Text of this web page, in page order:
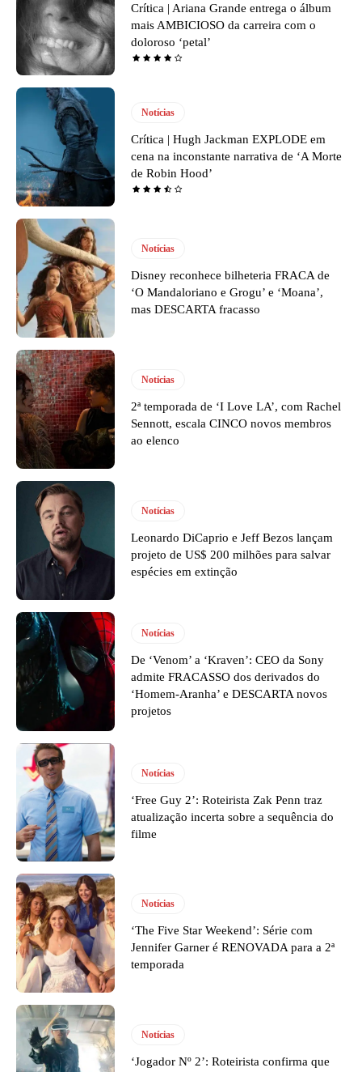
Crítica | Ariana Grande entrega o álbum
mais AMBICIOSO da carreira com o
doloroso ‘petal’
Notícias
Crítica | Hugh Jackman EXPLODE em
cena na inconstante narrativa de ‘A Morte
de Robin Hood’
Notícias
Disney reconhece bilheteria FRACA de
‘O Mandaloriano e Grogu’ e ‘Moana’,
mas DESCARTA fracasso
Notícias
2ª temporada de ‘I Love LA’, com Rachel
Sennott, escala CINCO novos membros
ao elenco
Notícias
Leonardo DiCaprio e Jeff Bezos lançam
projeto de US$ 200 milhões para salvar
espécies em extinção
Notícias
De ‘Venom’ a ‘Kraven’: CEO da Sony
admite FRACASSO dos derivados do
‘Homem-Aranha’ e DESCARTA novos
projetos
Notícias
‘Free Guy 2’: Roteirista Zak Penn traz
atualização incerta sobre a sequência do
filme
Notícias
‘The Five Star Weekend’: Série com
Jennifer Garner é RENOVADA para a 2ª
temporada
Notícias
‘Jogador Nº 2’: Roteirista confirma que